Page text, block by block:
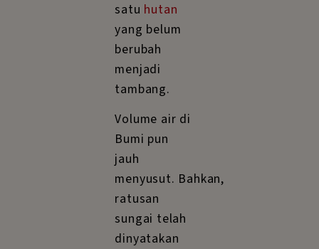
satu hutan
yang belum
berubah
menjadi
tambang.
Volume air di
Bumi pun
jauh
menyusut. Bahkan,
ratusan
sungai telah
dinyatakan